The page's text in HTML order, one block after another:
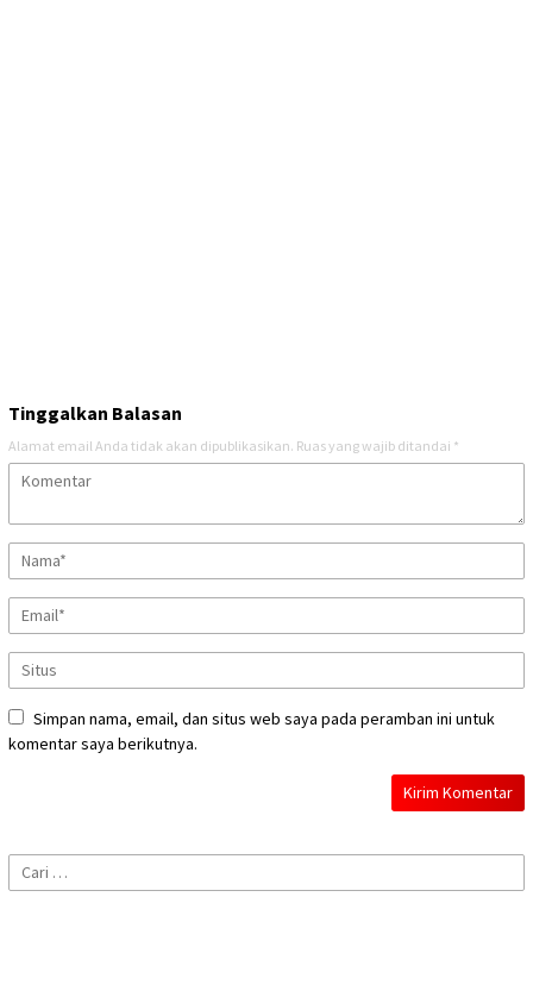
Tinggalkan Balasan
Alamat email Anda tidak akan dipublikasikan. Ruas yang wajib ditandai *
Simpan nama, email, dan situs web saya pada peramban ini untuk
komentar saya berikutnya.
Cari
untuk: